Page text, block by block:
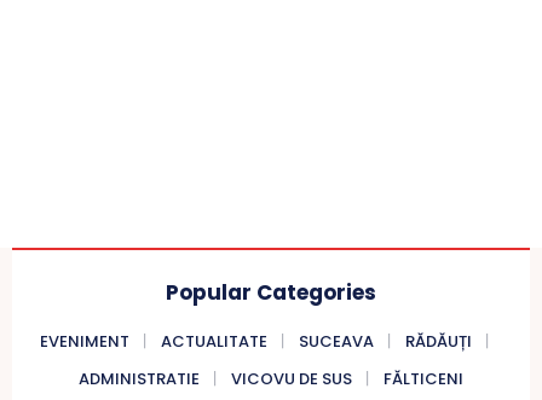
Popular Categories
EVENIMENT ACTUALITATE SUCEAVA
RĂDĂUȚI
ADMINISTRATIE
VICOVU DE SUS FĂLTICENI